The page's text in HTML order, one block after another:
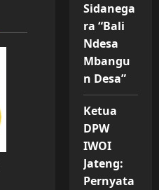
Sidanega
ra “Bali
Ndesa
Mbangu
n Desa”
Ketua
DPW
IWOI
Jateng:
Pernyata